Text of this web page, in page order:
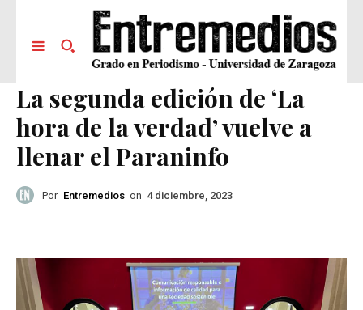
La segunda edición de ‘La
hora de la verdad’ vuelve a
llenar el Paraninfo
Por Entremedios on 4 diciembre, 2023